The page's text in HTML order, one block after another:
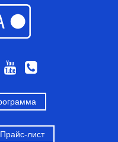
Прайс-лист